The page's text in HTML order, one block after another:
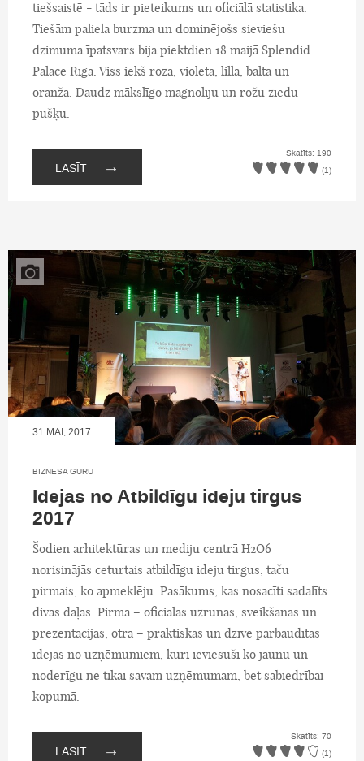
tiešsaistē - tāds ir pieteikums un oficiālā statistika.
Tiešām paliela burzma un dominējošs sieviešu
dzimuma īpatsvars bija piektdien 18.maijā Splendid
Palace Rīgā. Viss iekš rozā, violeta, lillā, balta un
oranža. Daudz mākslīgo magnoliju un rožu ziedu
pušķu.
LASĪT →
Skatīts: 190
(1)
31.MAI, 2017
BIZNESA GURU
Idejas no Atbildīgu ideju tirgus
2017
Šodien arhitektūras un mediju centrā H2O6
norisinājās ceturtais atbildīgu ideju tirgus, taču
pirmais, ko apmeklēju. Pasākums, kas nosacīti sadalīts
divās daļās. Pirmā – oficiālas uzrunas, sveikšanas un
prezentācijas, otrā – praktiskas un dzīvē pārbaudītas
idejas no uzņēmumiem, kuri ieviesuši ko jaunu un
noderīgu ne tikai savam uzņēmumam, bet sabiedrībai
kopumā.
LASĪT →
Skatīts: 70
(1)